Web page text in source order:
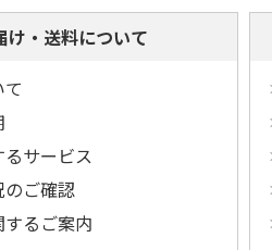
け・送料について
サービス
ご確認
るご案内